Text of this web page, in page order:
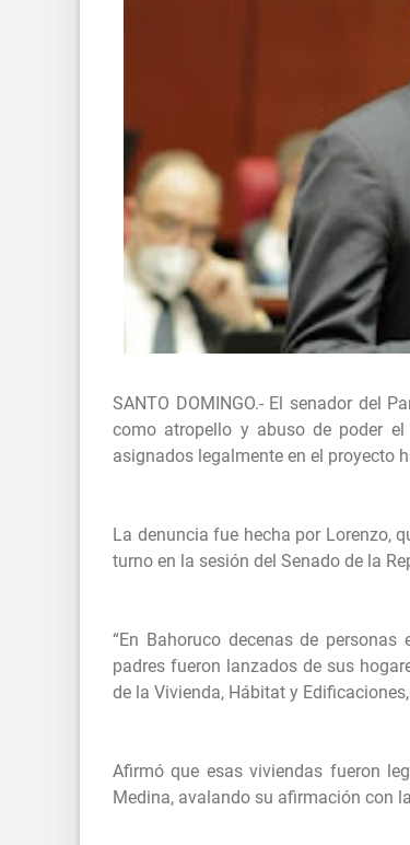
SANTO DOMINGO.- El senador del
como atropello y abuso de poder
asignados legalmente en el proyecto
La denuncia fue hecha por Lorenzo,
turno en la sesión del Senado de la
“En Bahoruco decenas de
padres fueron lanzados de sus
de la Vivienda, Hábitat y
Afirmó que esas viviendas fueron
Medina, avalando su afirmación con